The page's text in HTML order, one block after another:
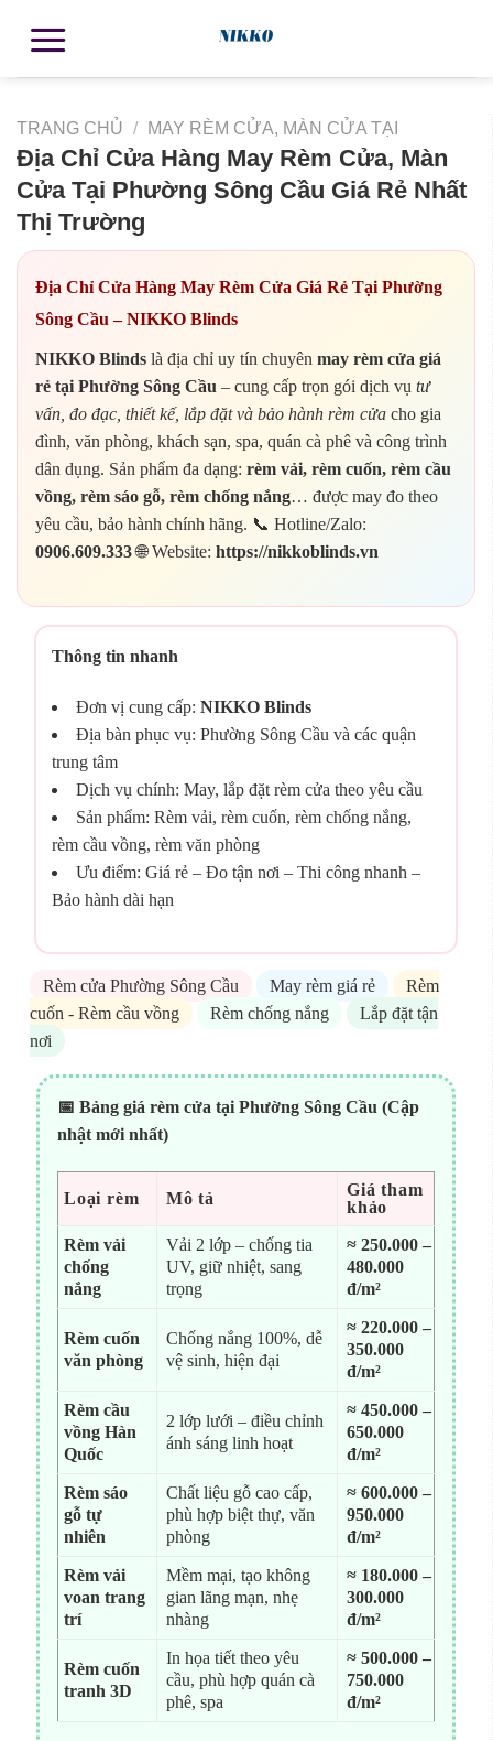
TRANG CHỦ / MAY RÈM CỬA, MÀN CỬA TẠI
Địa Chỉ Cửa Hàng May Rèm Cửa, Màn
Cửa Tại Phường Sông Cầu Giá Rẻ Nhất
Thị Trường
Địa Chỉ Cửa Hàng May Rèm Cửa Giá Rẻ Tại Phường
Sông Cầu – NIKKO Blinds
NIKKO Blinds là địa chỉ uy tín chuyên may rèm cửa giá
rẻ tại Phường Sông Cầu – cung cấp trọn gói dịch vụ tư
vấn, đo đạc, thiết kế, lắp đặt và bảo hành rèm cửa cho gia
đình, văn phòng, khách sạn, spa, quán cà phê và công trình
dân dụng. Sản phẩm đa dạng: rèm vải, rèm cuốn, rèm cầu
vồng, rèm sáo gỗ, rèm chống nắng… được may đo theo
yêu cầu, bảo hành chính hãng. 📞 Hotline/Zalo:
0906.609.333🌐 Website: https://nikkoblinds.vn
Thông tin nhanh
Đơn vị cung cấp: NIKKO Blinds
Địa bàn phục vụ: Phường Sông Cầu và các quận
trung tâm
Dịch vụ chính: May, lắp đặt rèm cửa theo yêu cầu
Sản phẩm: Rèm vải, rèm cuốn, rèm chống nắng,
rèm cầu vồng, rèm văn phòng
Ưu điểm: Giá rẻ – Đo tận nơi – Thi công nhanh –
Bảo hành dài hạn
Rèm cửa Phường Sông Cầu May rèm giá rẻ
Rèm
cuốn - Rèm cầu vồng
Rèm chống nắng
Lắp đặt tận
nơi
📅 Bảng giá rèm cửa tại Phường Sông Cầu (Cập
nhật mới nhất)
Loại rèm Mô tả
Giá tham
khảo
Rèm vải
chống
nắng
Vải 2 lớp – chống tia
UV, giữ nhiệt, sang
trọng
≈ 250.000 –
480.000
đ/m²
Rèm cuốn
văn phòng
Chống nắng 100%, dễ
vệ sinh, hiện đại
≈ 220.000 –
350.000
đ/m²
Rèm cầu
vồng Hàn
Quốc
2 lớp lưới – điều chỉnh
ánh sáng linh hoạt
≈ 450.000 –
650.000
đ/m²
Rèm sáo
gỗ tự
nhiên
Chất liệu gỗ cao cấp,
phù hợp biệt thự, văn
phòng
≈ 600.000 –
950.000
đ/m²
Rèm vải
voan trang
trí
Mềm mại, tạo không
gian lãng mạn, nhẹ
nhàng
≈ 180.000 –
300.000
đ/m²
Rèm cuốn
tranh 3D
In họa tiết theo yêu
cầu, phù hợp quán cà
phê, spa
≈ 500.000 –
750.000
đ/m²